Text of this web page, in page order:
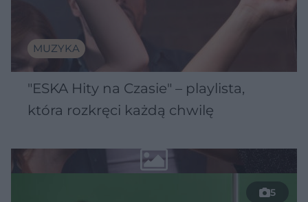
MUZYKA
"ESKA Hity na Czasie" – playlista,
która rozkręci każdą chwilę
5